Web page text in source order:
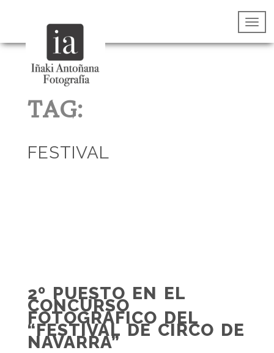
TAG:
FESTIVAL
2º PUESTO EN EL
CONCURSO
FOTOGRAFICO DEL
“FESTIVAL DE CIRCO DE
NAVARRA”